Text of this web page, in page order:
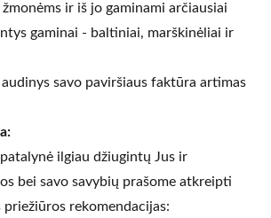
ir iš jo gaminami arčiausiai
gaminai - baltiniai, marškinėliai ir
audinys savo paviršiaus faktūra artimas
ilgiau džiugintų Jus ir
bei savo savybių prašome atkreipti
priežiūros rekomendacijas: